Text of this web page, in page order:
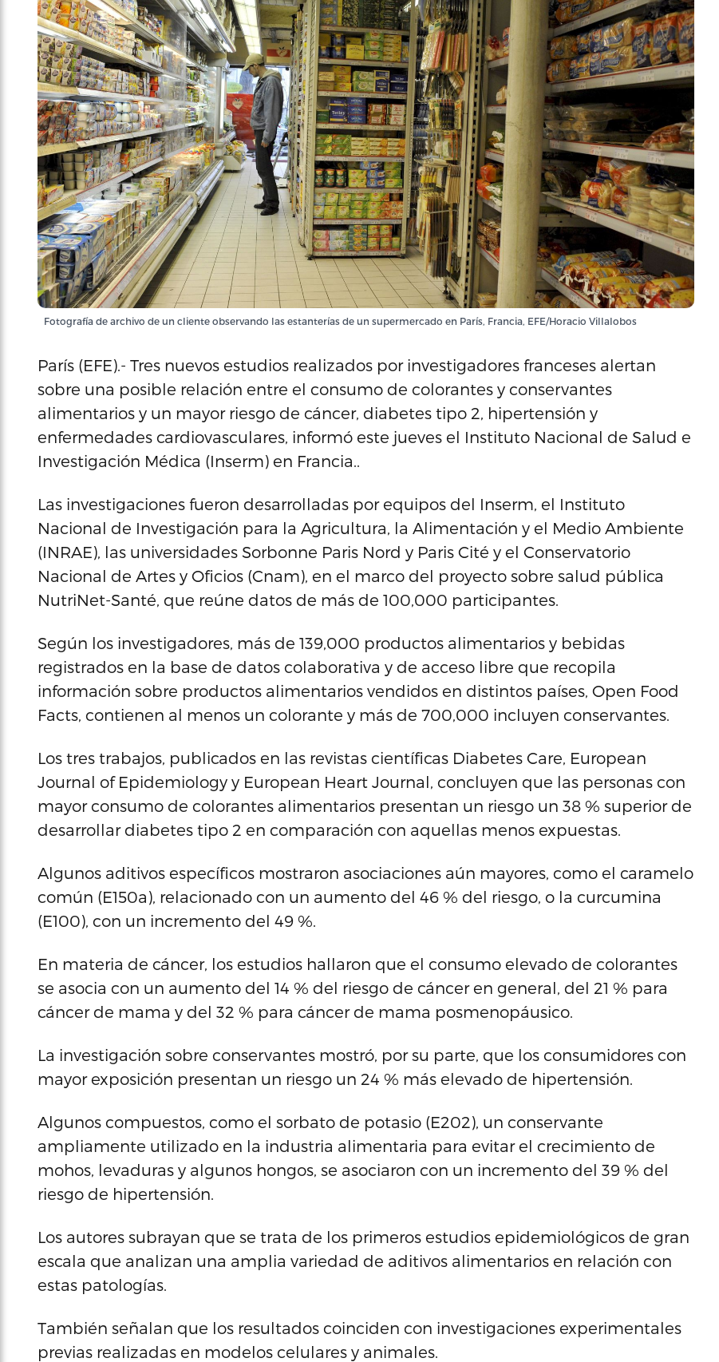
Fotografía de archivo de un cliente observando las estanterías de un supermercado en París, Francia, EFE/Horacio Villalobos
París (EFE).- Tres nuevos estudios realizados por investigadores franceses alertan
sobre una posible relación entre el consumo de colorantes y conservantes
alimentarios y un mayor riesgo de cáncer, diabetes tipo 2, hipertensión y
enfermedades cardiovasculares, informó este jueves el Instituto Nacional de Salud e
Investigación Médica (Inserm) en Francia..
Las investigaciones fueron desarrolladas por equipos del Inserm, el Instituto
Nacional de Investigación para la Agricultura, la Alimentación y el Medio Ambiente
(INRAE), las universidades Sorbonne Paris Nord y Paris Cité y el Conservatorio
Nacional de Artes y Oficios (Cnam), en el marco del proyecto sobre salud pública
NutriNet-Santé, que reúne datos de más de 100,000 participantes.
Según los investigadores, más de 139,000 productos alimentarios y bebidas
registrados en la base de datos colaborativa y de acceso libre que recopila
información sobre productos alimentarios vendidos en distintos países, Open Food
Facts, contienen al menos un colorante y más de 700,000 incluyen conservantes.
Los tres trabajos, publicados en las revistas científicas Diabetes Care, European
Journal of Epidemiology y European Heart Journal, concluyen que las personas con
mayor consumo de colorantes alimentarios presentan un riesgo un 38 % superior de
desarrollar diabetes tipo 2 en comparación con aquellas menos expuestas.
Algunos aditivos específicos mostraron asociaciones aún mayores, como el caramelo
común (E150a), relacionado con un aumento del 46 % del riesgo, o la curcumina
(E100), con un incremento del 49 %.
En materia de cáncer, los estudios hallaron que el consumo elevado de colorantes
se asocia con un aumento del 14 % del riesgo de cáncer en general, del 21 % para
cáncer de mama y del 32 % para cáncer de mama posmenopáusico.
La investigación sobre conservantes mostró, por su parte, que los consumidores con
mayor exposición presentan un riesgo un 24 % más elevado de hipertensión.
Algunos compuestos, como el sorbato de potasio (E202), un conservante
ampliamente utilizado en la industria alimentaria para evitar el crecimiento de
mohos, levaduras y algunos hongos, se asociaron con un incremento del 39 % del
riesgo de hipertensión.
Los autores subrayan que se trata de los primeros estudios epidemiológicos de gran
escala que analizan una amplia variedad de aditivos alimentarios en relación con
estas patologías.
También señalan que los resultados coinciden con investigaciones experimentales
previas realizadas en modelos celulares y animales.